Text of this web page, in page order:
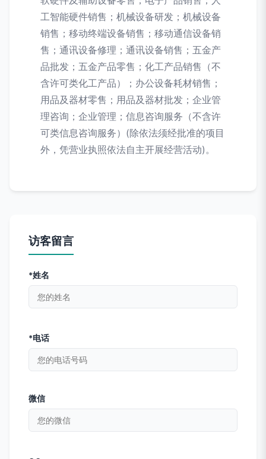
工智能硬件销售；机械设备研发；机械设备
销售；移动终端设备销售；移动通信设备销
售；通讯设备修理；通讯设备销售；五金产
品批发；五金产品零售；化工产品销售（不
含许可类化工产品）；办公设备耗材销售；
用品及器材零售；用品及器材批发；企业管
理咨询；企业管理；信息咨询服务（不含许
可类信息咨询服务）(除依法须经批准的项目
外，凭营业执照依法自主开展经营活动)。
访客留言
*姓名
*电话
微信